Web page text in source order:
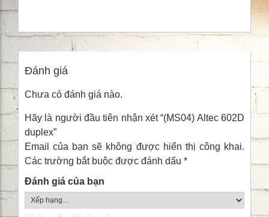
Đánh giá
Chưa có đánh giá nào.
Hãy là người đầu tiên nhận xét “(MS04) Altec 602D
duplex”
Email của bạn sẽ không được hiển thị công khai.
Các trường bắt buộc được đánh dấu *
Đánh giá của bạn